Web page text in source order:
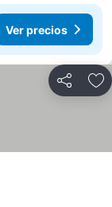
Ver precios
Compartir